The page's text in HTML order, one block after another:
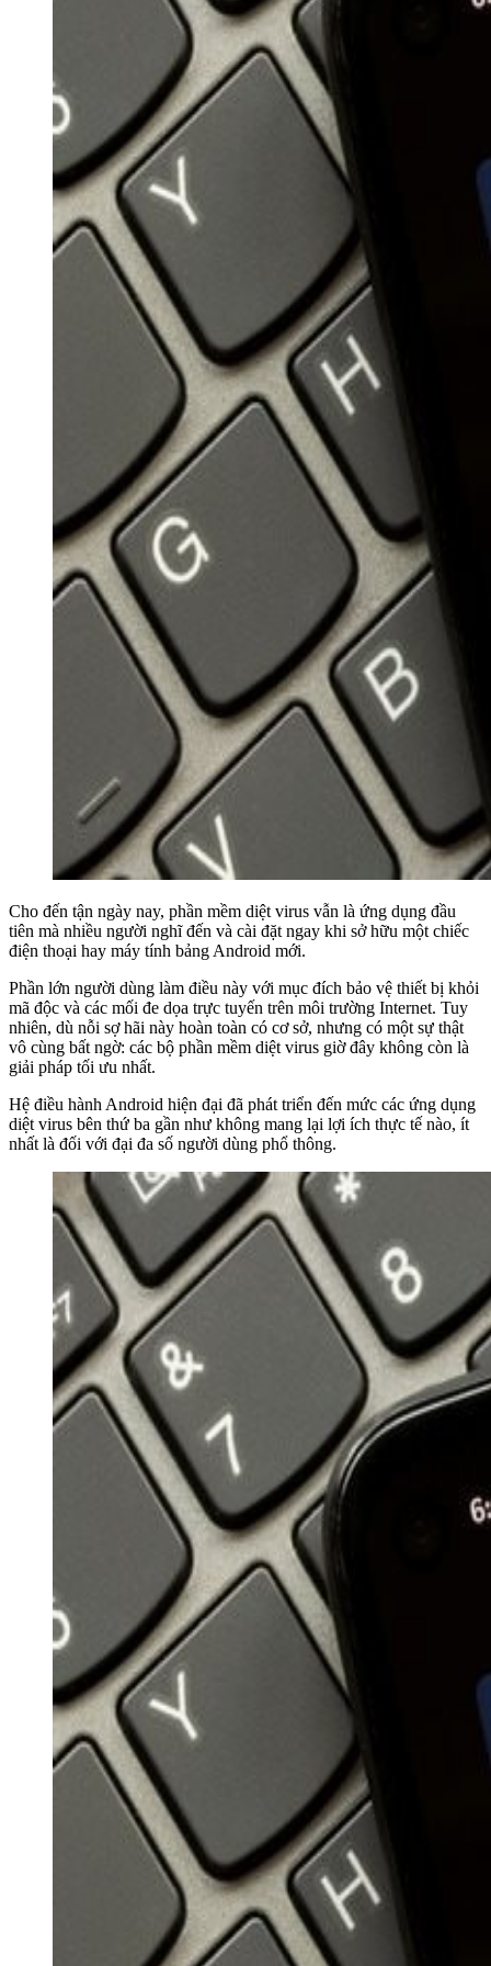
Cho đến tận ngày nay, phần mềm diệt virus vẫn là ứng dụng đầu
tiên mà nhiều người nghĩ đến và cài đặt ngay khi sở hữu một chiếc
điện thoại hay máy tính bảng Android mới.
Phần lớn người dùng làm điều này với mục đích bảo vệ thiết bị khỏi
mã độc và các mối đe dọa trực tuyến trên môi trường Internet. Tuy
nhiên, dù nỗi sợ hãi này hoàn toàn có cơ sở, nhưng có một sự thật
vô cùng bất ngờ: các bộ phần mềm diệt virus giờ đây không còn là
giải pháp tối ưu nhất.
Hệ điều hành Android hiện đại đã phát triển đến mức các ứng dụng
diệt virus bên thứ ba gần như không mang lại lợi ích thực tế nào, ít
nhất là đối với đại đa số người dùng phổ thông.